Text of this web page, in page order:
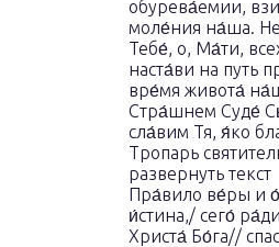
обурева́емии,
моле́ния на́ша.
Тебе́, о, Ма́ти,
наста́ви на путь
вре́мя живота́
Стра́шнем Суде́
сла́вим Тя, я́ко
Тропарь
развернуть текст
Пра́вило ве́ры и
и́стина,/ сего́
Христа́ Бо́га//